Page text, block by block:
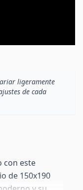
ligeramente
de cada
con este
de 150x190